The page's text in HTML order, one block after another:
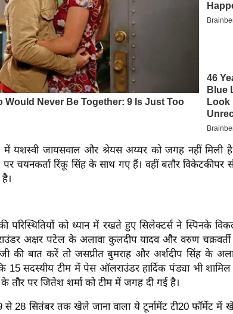
में यशस्वी जायसवाल और श्रेयस अय्यर को जगह नहीं मिली
चयनकर्ता रिंकू सिंह के साथ गए हैं। वहीं बतौर
परिस्थितियों को ध्यान में रखते हुए सिलेक्टर्स ने स्पिनके
अक्षर पटेल के अलावा कुलदीप यादव और वरुण
की बात करें तो जसप्रीत बुमराह और अर्शदीप सिंह के
15 सदस्यीय टीम में पेस ऑलराउंडर हार्दिक पंड्या भी
तौर पर जितेश शर्मा को टीम में जगह दी गई है।
से 28 सितंबर तक खेले जाना वाला ये टूर्नामेंट टी20 फॉर्मेट में